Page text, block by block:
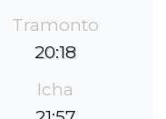
Tramonto
20:18
Icha